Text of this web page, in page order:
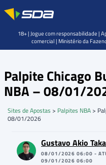
Palpite Chicago
NBA – 08/01/
Sites de Apostas > Palpites NBA >
08/01/2026
Gustavo Akio
08/01/2026 06:00 -
09/01/2026 06:00
18+ | Jogue com responsabilidade |
comercial | Ministério da